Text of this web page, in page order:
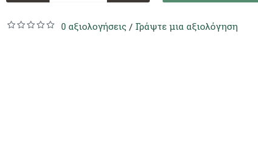
0 αξιολογήσεις / Γράψτε μια αξιολόγηση